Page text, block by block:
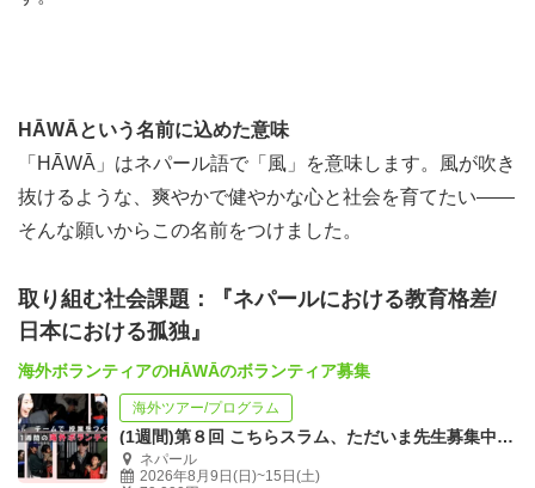
いが、少なくとも何かに夢中になっている状態は貧しくは
だと仮定し、参加メンバー、現地の人々と関わる意義とし
て据えます。
「問題」ではなく「困り事」である
HĀWĀが行うプログラムでは、現地の人々を「弱者」とし
て表象しないために、「問題を解決する」のではなく「困
「困り事」という具体的な出来事を対象化することを大切
にしています。
HĀWĀという名前に込めた意味
「HĀWĀ」はネパール語で「風」を意味します。風が吹き
抜けるような、爽やかで健やかな心と社会を育てたい——
そんな願いからこの名前をつけました。
取り組む社会課題：『ネパールにおける教育格差/
日本における孤独』
海外ボランティアのHĀWĀのボランティア募集
海外ツアー/プログラム
(1週間)第８回 こちらスラム、ただいま先生募集中！〜ネパールで教育ボランティア
ネパール
2026年8月9日(日)~15日(土)